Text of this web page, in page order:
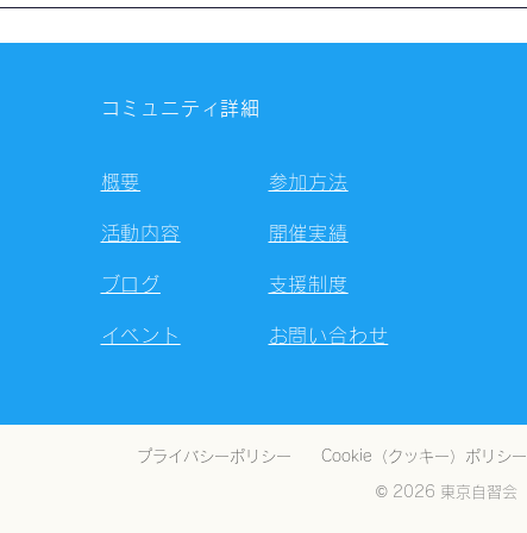
コミュニティ詳細
概要
活動内容
ブログ
イベント
参加方法
開催実績
支援制度
お問い合わせ
プライバシーポリシー Cookie（クッキー）ポリシー
© 2026 東京自習会